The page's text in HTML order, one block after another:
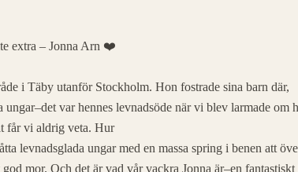
extra – Jonna Arn ❤️
i Täby utanför Stockholm. Hon fostrade sina barn där,
ungar–det var hennes levnadsöde när vi blev larmade om
får vi aldrig veta. Hur
levnadsglada ungar med en massa spring i benen att
mor. Och det är vad vår vackra Jonna är–en